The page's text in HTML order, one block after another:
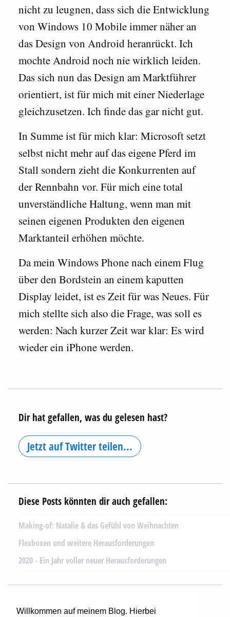
Willkommen auf meinem Blog. Hierbei
nicht zu leugnen, dass sich die Entwicklung
von Windows 10 Mobile immer näher an
das Design von Android heranrückt. Ich
mochte Android noch nie wirklich leiden.
Das sich nun das Design am Marktführer
orientiert, ist für mich mit einer Niederlage
gleichzusetzen. Ich finde das gar nicht gut.
In Summe ist für mich klar: Microsoft setzt
selbst nicht mehr auf das eigene Pferd im
Stall sondern zieht die Konkurrenten auf
der Rennbahn vor. Für mich eine total
unverständliche Haltung, wenn man mit
seinen eigenen Produkten den eigenen
Marktanteil erhöhen möchte.
Da mein Windows Phone nach einem Flug
über den Bordstein an einem kaputten
Display leidet, ist es Zeit für was Neues. Für
mich stellte sich also die Frage, was soll es
werden: Nach kurzer Zeit war klar: Es wird
wieder ein iPhone werden.
Dir hat gefallen, was du gelesen hast?
Jetzt auf Twitter teilen...
Diese Posts könnten dir auch gefallen:
Making-of: Natalie & das Gefühl von Weihnachten
Flexboxen und weitere Herausforderungen
2020 - Ein Jahr voller neuer Herausforderungen